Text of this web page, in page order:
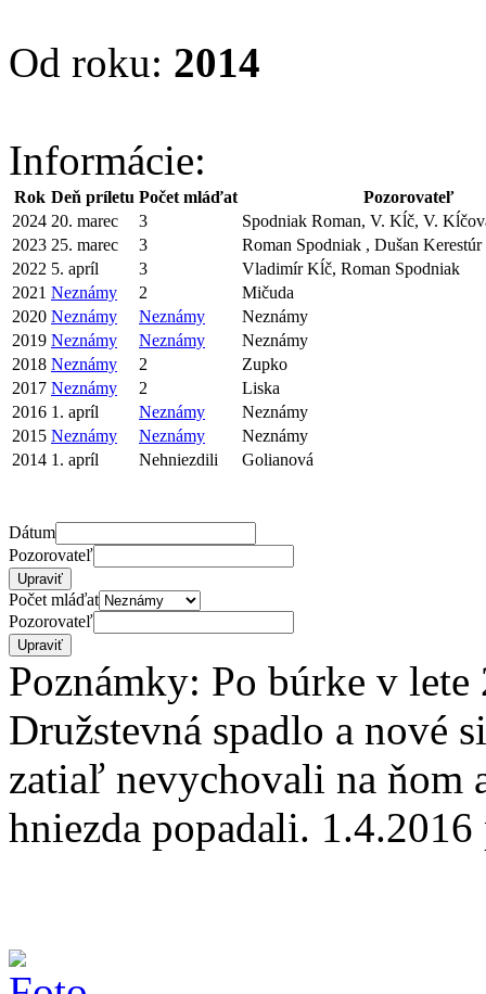
Od roku: 2014
Informácie:
Rok Deň príletu Počet mláďat
Pozorovateľ
2024 20. marec 3
Spodniak Roman, V. Kĺč, V.
2023 25. marec 3
Roman Spodniak , Dušan Kerestúr
2022 5. apríl 3
Vladimír Kĺč, Roman Spodniak
2021 Neznámy 2
Mičuda
2020 Neznámy Neznámy
Neznámy
2019 Neznámy Neznámy
Neznámy
2018 Neznámy 2
Zupko
2017 Neznámy 2
Liska
2016 1. apríl Neznámy
Neznámy
2015 Neznámy Neznámy
Neznámy
2014 1. apríl Nehniezdili Golianová
Dátum
Pozorovateľ
Počet mláďat
Pozorovateľ
Poznámky: Po búrke v
Družstevná spadlo a nové
zatiaľ nevychovali na ňom
hniezda popadali.